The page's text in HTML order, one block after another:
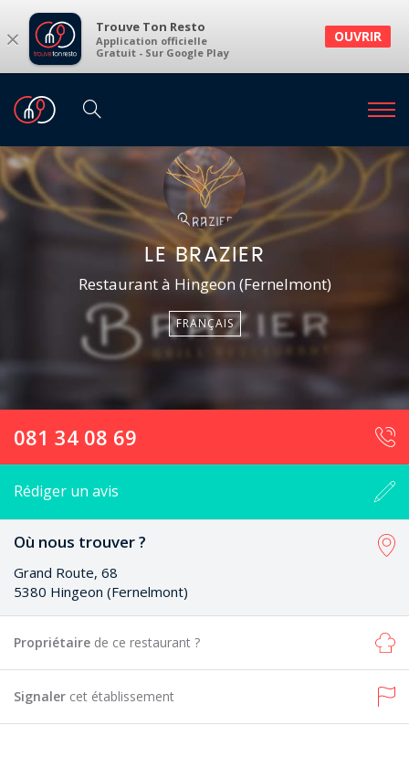
× Trouve Ton Resto
Application officielle
Gratuit - Sur Google Play
OUVRIR
LE BRAZIER
Restaurant à Hingeon (Fernelmont)
FRANÇAIS
081 34 08 69
Rédiger un avis
Où nous trouver ?
Grand Route, 68
5380 Hingeon (Fernelmont)
Propriétaire de ce restaurant ?
Signaler cet établissement